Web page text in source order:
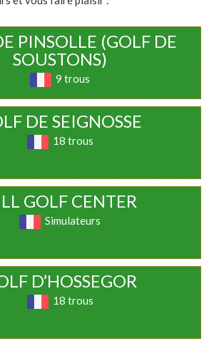
PINSOLLE (GOLF DE
SOUSTONS)
9 trous
DE SEIGNOSSE
18 trous
GOLF CENTER
Simulateurs
D’HOSSEGOR
18 trous